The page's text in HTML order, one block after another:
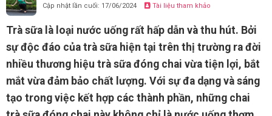
Cập nhật lần cuối: 17/06/2024 Tài liệu tham khảo
Trà sữa là loại nước uống rất hấp dẫn và thu hút. Bởi
sự độc đáo của trà sữa hiện tại trên thị trường ra đời
nhiều thương hiệu trà sữa đóng chai vừa tiện lợi, bắt
mắt vừa đảm bảo chất lượng. Với sự đa dạng và sáng
tạo trong việc kết hợp các thành phần, những chai